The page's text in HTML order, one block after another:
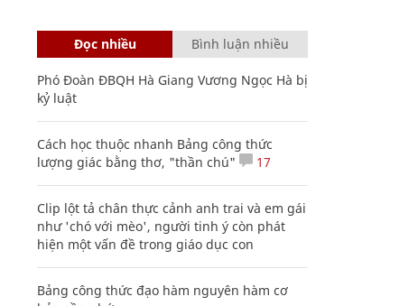
Đọc nhiều Bình luận nhiều
Phó Đoàn ĐBQH Hà Giang Vương Ngọc Hà bị
kỷ luật
Cách học thuộc nhanh Bảng công thức
lượng giác bằng thơ, "thần chú"
17
Clip lột tả chân thực cảnh anh trai và em gái
như 'chó với mèo', người tinh ý còn phát
hiện một vấn đề trong giáo dục con
Bảng công thức đạo hàm nguyên hàm cơ